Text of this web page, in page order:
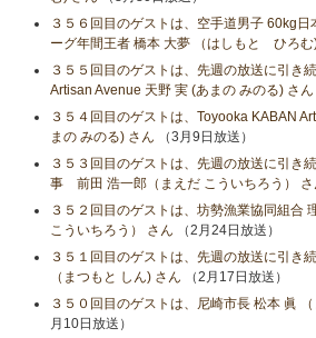
３５６回目のゲストは、空手道男子 60kg日
ーグ年間王者 橋本 大夢 （はしもと ひろむ
３５５回目のゲストは、先週の放送に引き
Artisan Avenue 天野 実 (あまの みのる) さん
３５４回目のゲストは、Toyooka KABAN
まの みのる) さん （3月9日放送）
３５３回目のゲストは、先週の放送に引き
事 前田 浩一郎（まえだ こういちろう） さ
３５２回目のゲストは、坊勢漁業協同組合
こういちろう） さん （2月24日放送）
３５１回目のゲストは、先週の放送に引き
（まつもと しん) さん （2月17日放送）
３５０回目のゲストは、尼崎市長 松本 眞
月10日放送）